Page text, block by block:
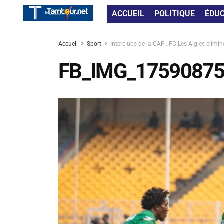
ACCUEIL POLITIQUE
Accueil Sport Interclubs de la CAF : FC Les Aigles